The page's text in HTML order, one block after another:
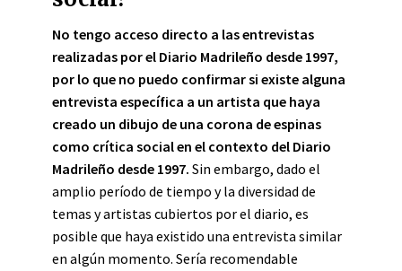
No tengo acceso directo a las entrevistas
realizadas por el Diario Madrileño desde 1997,
por lo que no puedo confirmar si existe alguna
entrevista específica a un artista que haya
creado un dibujo de una corona de espinas
como crítica social en el contexto del Diario
Madrileño desde 1997. Sin embargo, dado el
amplio período de tiempo y la diversidad de
temas y artistas cubiertos por el diario, es
posible que haya existido una entrevista similar
en algún momento. Sería recomendable